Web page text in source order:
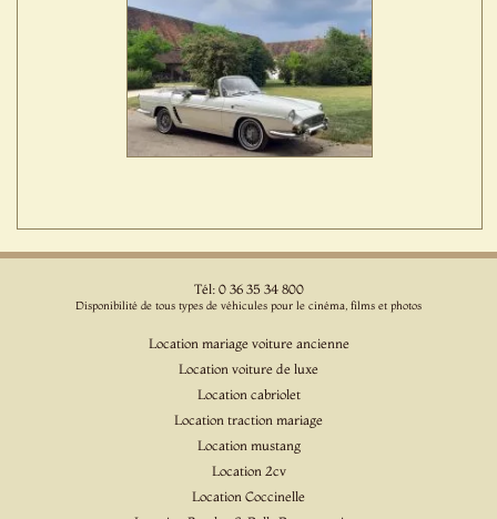
Tél: 0 36 35 34 800
Disponibilité de tous types de véhicules pour le cinéma, films et photos
Location mariage voiture ancienne
Location voiture de luxe
Location cabriolet
Location traction mariage
Location mustang
Location 2cv
Location Coccinelle